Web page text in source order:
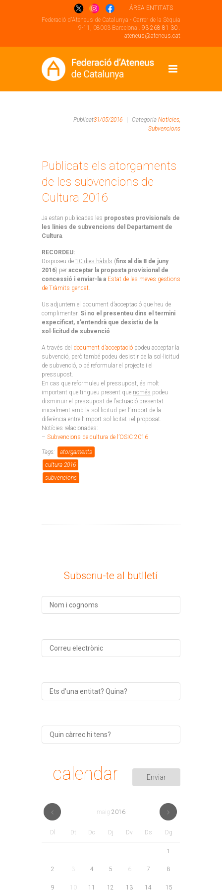
ÁREA ENTITATS
Federació d'Ateneus de Catalunya - Carrer de la Sèquia
9-11, 08003 Barcelona . 93 268 81 30 .
ateneus@ateneus.cat
Publicat31/05/2016 Categoria Notícies,
Subvencions
Publicats els atorgaments
de les subvencions de
Cultura 2016
Ja estan publicades les propostes provisionals de
les línies de subvencions del Departament de
Cultura.
RECORDEU:
Disposeu de 10 dies hàbils (fins al dia 8 de juny
2016) per acceptar la proposta provisional de
concessió i enviar-la a Estat de les meves gestions
de Tràmits gencat.
Us adjuntem el document d’acceptació que heu de
complimentar. Si no el presenteu dins el termini
especificat, s’entendrà que desistiu de la
sol·licitud de subvenció.
A través del document d’acceptació podeu acceptar la
subvenció, però també podeu desistir de la sol·licitud
de subvenció, o bé reformular el projecte i el
pressupost.
En cas que reformuleu el pressupost, és molt
important que tingueu present que només podeu
disminuir el pressupost de l’actuació presentat
inicialment amb la sol.licitud per l’import de la
diferència entre l’import sol·licitat i el proposat.
Notícies relacionades:
– Subvencions de cultura de l’OSIC 2016
Tags:
atorgaments
cultura 2016
subvencions
Subscriu-te al butlletí
calendar
maig 2016
Dl Dt Dc Dj Dv Ds Dg
1
2 3 4 5 6 7 8
9 10 11 12 13 14 15